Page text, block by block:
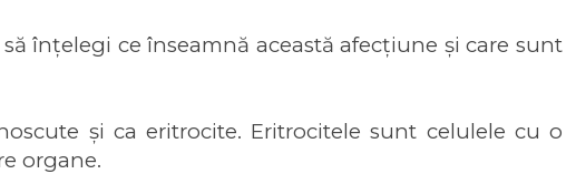
înțelegi ce înseamnă această afecțiune și care sunt
și ca eritrocite. Eritrocitele sunt celulele cu o
organe.